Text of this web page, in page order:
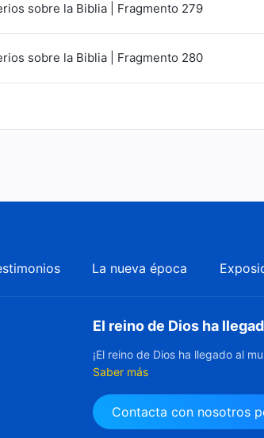
sobre la Biblia | Fragmento 279
sobre la Biblia | Fragmento 280
La nueva época
El reino de Dios ha
¡El reino de Dios ha llegado al
Saber más
Contacta con nosotros